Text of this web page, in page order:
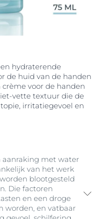
hydraterende
de huid van de handen
voor de handen
vette textuur die de
irritatiegevoel en
aanraking met water
van het werk
blootgesteld
Die factoren
en een droge
worden, en vatbaar